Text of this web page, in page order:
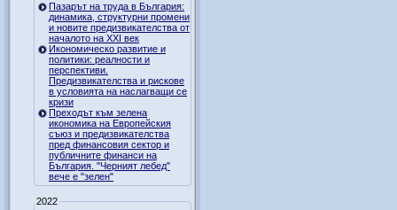
Пазарът на труда в България:
динамика, структурни промени
и новите предизвикателства от
началото на XXI век
Икономическо развитие и
политики: реалности и
перспективи.
Предизвикателства и рискове
в условията на наслагващи се
кризи
Преходът към зелена
икономика на Европейския
съюз и предизвикателства
пред финансовия сектор и
публичните финанси на
България. "Черният лебед"
вече е "зелен"
2022